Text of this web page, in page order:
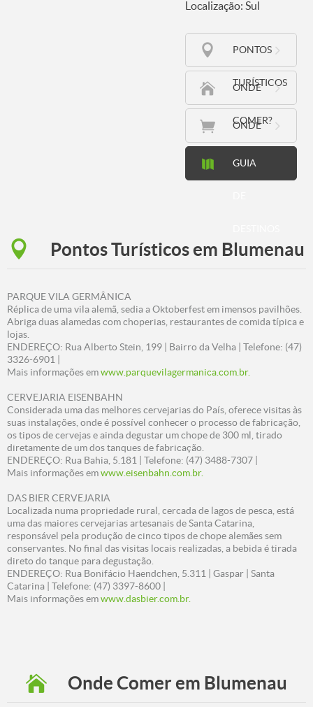
Localização: Sul
PONTOS
TURÍSTICOS
ONDE
COMER?
ONDE
COMPRAR
GUIA
Pontos Turísticos em Blumenau
PARQUE VILA GERMÂNICA
Réplica de uma vila alemã, sedia a Oktoberfest em imensos pavilhões.
Abriga duas alamedas com choperias, restaurantes de comida típica e
lojas.
ENDEREÇO: Rua Alberto Stein, 199 | Bairro da Velha | Telefone: (47)
3326-6901 |
Mais informações emwww.parquevilagermanica.com.br.
CERVEJARIA EISENBAHN
Considerada uma das melhores cervejarias do País, oferece visitas às
suas instalações, onde é possível conhecer o processo de fabricação,
os tipos de cervejas e ainda degustar um chope de 300 ml, tirado
diretamente de um dos tanques de fabricação.
ENDEREÇO: Rua Bahia, 5.181 | Telefone: (47) 3488-7307 |
Mais informações emwww.eisenbahn.com.br.
DAS BIER CERVEJARIA
Localizada numa propriedade rural, cercada de lagos de pesca, está
uma das maiores cervejarias artesanais de Santa Catarina,
responsável pela produção de cinco tipos de chope alemães sem
conservantes. No final das visitas locais realizadas, a bebida é tirada
direto do tanque para degustação.
ENDEREÇO: Rua Bonifácio Haendchen, 5.311 | Gaspar | Santa
Catarina | Telefone: (47) 3397-8600 |
Mais informações emwww.dasbier.com.br.
Onde Comer em Blumenau